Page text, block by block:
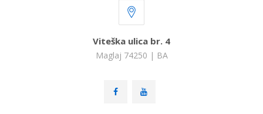
Viteška ulica br. 4
Maglaj 74250 | BA